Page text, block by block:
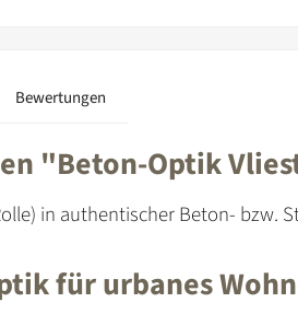
Bewertungen
"Beton-Optik
in authentischer Beton-
für urbanes